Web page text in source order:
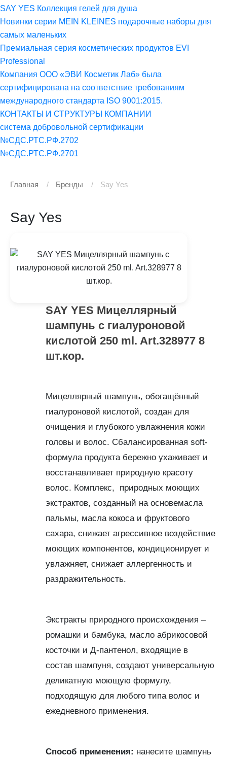
SAY YES Коллекция гелей для душа
Новинки серии MEIN KLEINES подарочные наборы для
самых маленьких
Премиальная серия косметических продуктов EVI
Professional
Компания ООО «ЭВИ Косметик Лаб» была
сертифицирована на соответствие требованиям
международного стандарта ISO 9001:2015.
КОНТАКТЫ И СТРУКТУРЫ КОМПАНИИ
система добровольной сертификации
№СДС.РТС.РФ.2702
№СДС.РТС.РФ.2701
Главная Бренды Say Yes
Say Yes
SAY YES Мицеллярный
шампунь с гиалуроновой
кислотой 250 ml. Art.328977 8
шт.кор.
Мицеллярный шампунь, обогащённый
гиалуроновой кислотой, создан для
очищения и глубокого увлажнения кожи
головы и волос. Сбалансированная soft-
формула продукта бережно ухаживает и
восстанавливает природную красоту
волос. Комплекс, природных моющих
экстрактов, созданный на основемасла
пальмы, масла кокоса и фруктового
сахара, снижает агрессивное воздействие
моющих компонентов, кондиционирует и
увлажняет, снижает аллергенность и
раздражительность.
Экстракты природного происхождения –
ромашки и бамбука, масло абрикосовой
косточки и Д-пантенол, входящие в
состав шампуня, создают универсальную
деликатную моющую формулу,
подходящую для любого типа волос и
ежедневного применения.
Способ применения: нанесите шампунь